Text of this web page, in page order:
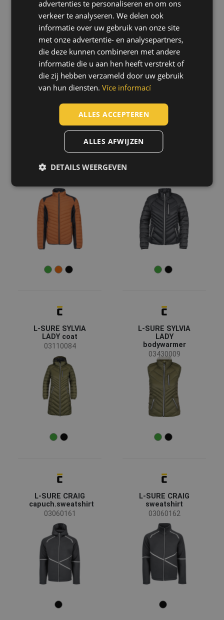
Standard
Regular
Slim Fit
STRETCH
03010724
sweater
03060164
jack
L-SURE SYLVIA
LADY coat
03110084
L-SURE SYLVIA
LADY
bodywarmer
03430009
L-SURE CRAIG
capuch.sweatshirt
03060161
L-SURE CRAIG
sweatshirt
03060162
SLOVAK
ROMANIAN
POLISH
GERMAN
SPANISH
advertenties te personaliseren en om ons
verkeer te analyseren. We delen ook
informatie over uw gebruik van onze site
met onze advertentie- en analysepartners,
die deze kunnen combineren met andere
informatie die u aan hen heeft verstrekt of
die zij hebben verzameld door uw gebruik
van hun diensten. Více informací
ALLES ACCEPTEREN
ALLES AFWIJZEN
DETAILS WEERGEVEN